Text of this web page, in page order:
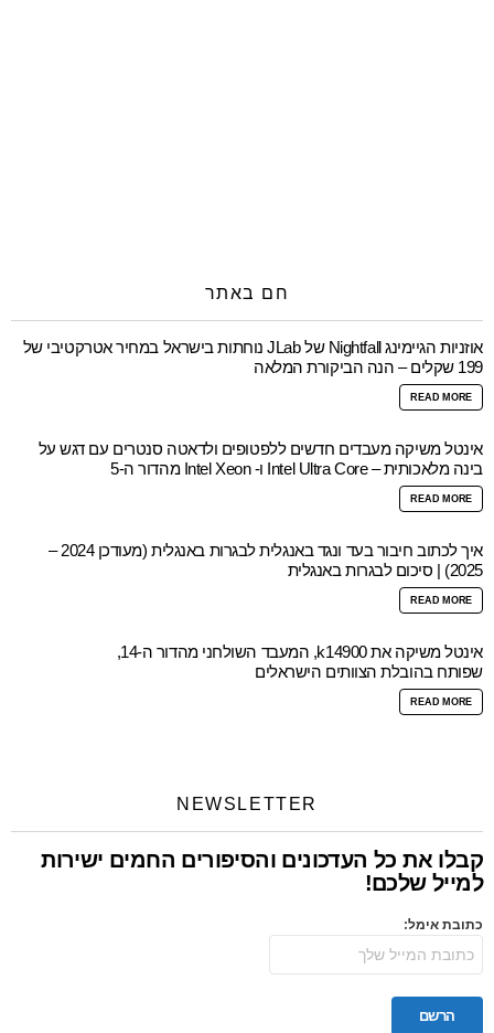
חם באתר
אוזניות הגיימינג Nightfall של JLab נוחתות בישראל במחיר אטרקטיבי של
199 שקלים – הנה הביקורת המלאה
READ MORE
אינטל משיקה מעבדים חדשים ללפטופים ולדאטה סנטרים עם דגש על
בינה מלאכותית – Intel Ultra Core ו- Intel Xeon מהדור ה-5
READ MORE
איך לכתוב חיבור בעד ונגד באנגלית לבגרות באנגלית (מעודכן 2024 –
2025) | סיכום לבגרות באנגלית
READ MORE
אינטל משיקה את k14900, המעבד השולחני מהדור ה-14,
שפותח בהובלת הצוותים הישראלים
READ MORE
NEWSLETTER
קבלו את כל העדכונים והסיפורים החמים ישירות
למייל שלכם!
כתובת אימל: